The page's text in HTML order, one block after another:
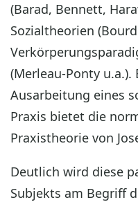
(Barad, Bennett,
Sozialtheorien
(Merleau-Ponty
Ausarbeitung eines
Praxis bietet die
Praxistheorie von
Deutlich wird diese
Subjekts am Begriff